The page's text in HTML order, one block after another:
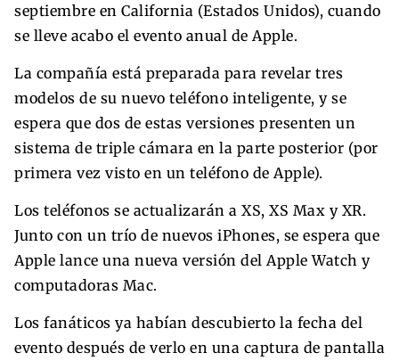
septiembre en California (Estados Unidos), cuando
se lleve acabo el evento anual de Apple.
La compañía está preparada para revelar tres
modelos de su nuevo teléfono inteligente, y se
espera que dos de estas versiones presenten un
sistema de triple cámara en la parte posterior (por
primera vez visto en un teléfono de Apple).
Los teléfonos se actualizarán a XS, XS Max y XR.
Junto con un trío de nuevos iPhones, se espera que
Apple lance una nueva versión del Apple Watch y
computadoras Mac.
Los fanáticos ya habían descubierto la fecha del
evento después de verlo en una captura de pantalla